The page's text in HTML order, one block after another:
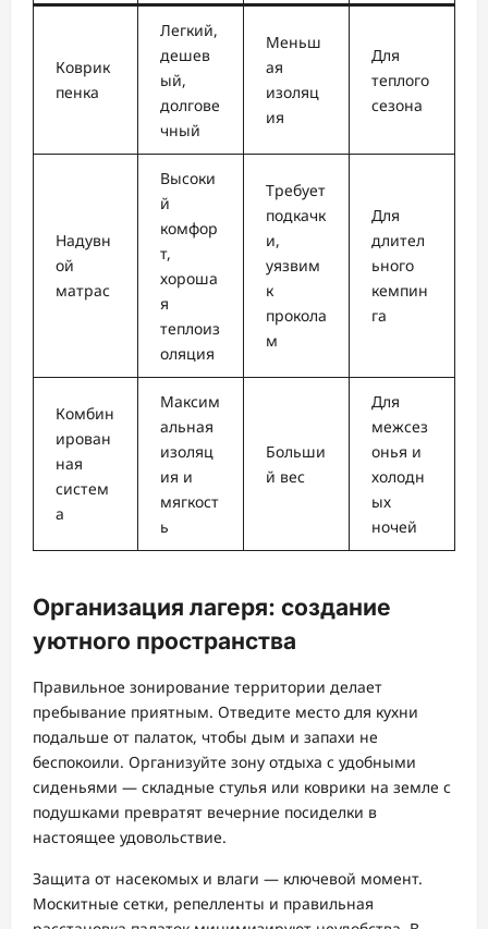
Коврик
пенка
Легкий,
дешев
ый,
долгове
чный
Меньш
ая
изоляц
ия
Для
теплого
сезона
Надувн
ой
матрас
Высоки
й
комфор
т,
хороша
я
теплоиз
оляция
Требует
подкачк
и,
уязвим
к
прокола
м
Для
длител
ьного
кемпин
га
Комбин
ирован
ная
систем
а
Максим
альная
изоляц
ия и
мягкост
ь
Больши
й вес
Для
межсез
онья и
холодн
ых
ночей
Организация лагеря: создание
уютного пространства
Правильное зонирование территории делает
пребывание приятным. Отведите место для кухни
подальше от палаток, чтобы дым и запахи не
беспокоили. Организуйте зону отдыха с удобными
сиденьями — складные стулья или коврики на земле с
подушками превратят вечерние посиделки в
настоящее удовольствие.
Защита от насекомых и влаги — ключевой момент.
Москитные сетки, репелленты и правильная